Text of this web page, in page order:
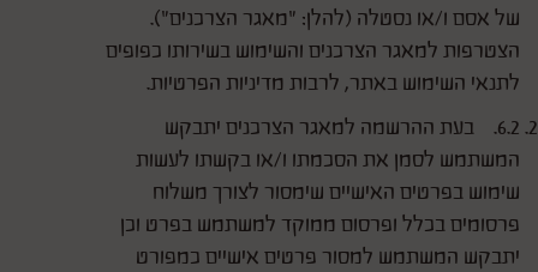
של אסם ו/או נסטלה (להלן: "מאגר הצרכנים").
הצטרפות למאגר הצרכנים והשימוש בשירותו כפופים
לתנאי השימוש באתר, לרבות מדיניות הפרטיות.
6.2. בעת ההרשמה למאגר הצרכנים יתבקש
המשתמש לסמן את הסכמתו ו/או בקשתו לעשות
שימוש בפרטים האישיים שימסור לצורך משלוח
פרסומים בכלל ופרסום ממוקד למשתמש בפרט וכן
יתבקש המשתמש למסור פרטים אישיים כמפורט